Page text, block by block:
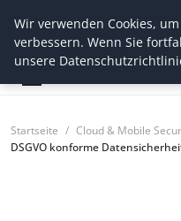
cidres security
Professioneller Schutz für Ihre IT
Startseite
Cloud & Mobile
DSGVO konforme
Wir verwenden Cookies,
verbessern. Wenn Sie
unsere